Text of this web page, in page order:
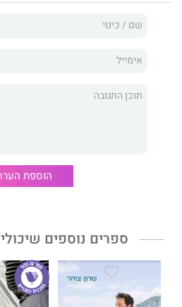
זה לשמור על חלק קטן ממנו.
, שאלתי אם הוא
ולהתחיל להרגיש נורמלית שוב.
אני אצליח? אולי.
האם זה נורמלי שהאדם שפעם אהבתי
החיים?
הוספת
ספרים נוספים